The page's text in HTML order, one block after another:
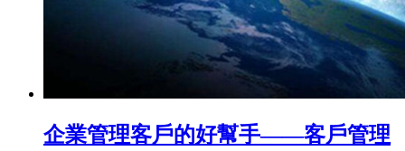
企業管理客戶的好幫手——客戶管理